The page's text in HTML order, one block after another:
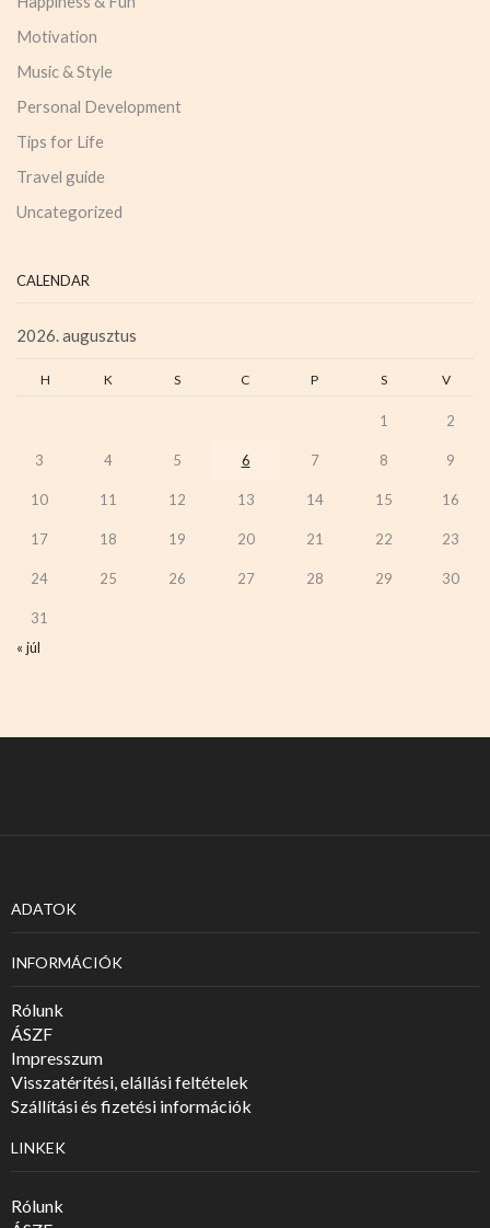
Motivation
Music & Style
Personal Development
Tips for Life
Travel guide
Uncategorized
CALENDAR
2026. augusztus
H K S C P S V
1 2
3 4 5 6 7 8 9
10 11 12 13 14 15 16
17 18 19 20 21 22 23
24 25 26 27 28 29 30
31
« júl
ADATOK
INFORMÁCIÓK
Rólunk
ÁSZF
Impresszum
Visszatérítési, elállási feltételek
Szállítási és fizetési információk
LINKEK
Rólunk